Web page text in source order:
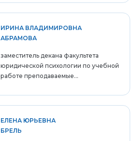
ИРИНА ВЛАДИМИРОВНА
АБРАМОВА
заместитель декана факультета
юридической психологии по учебной
работе преподаваемые...
ЕЛЕНА ЮРЬЕВНА
БРЕЛЬ